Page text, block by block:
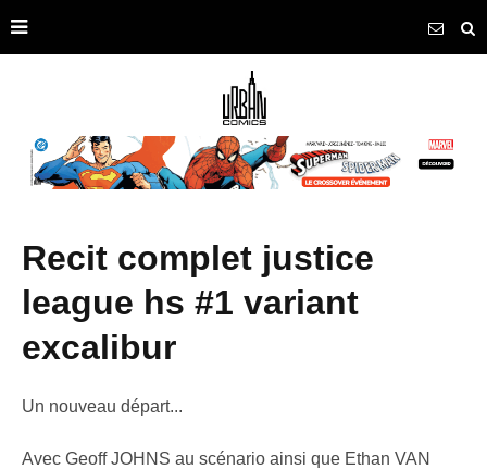
recit complet justice
league hs #1 variant
excalibur
Un nouveau départ...
Avec Geoff JOHNS au scénario ainsi que Ethan VAN